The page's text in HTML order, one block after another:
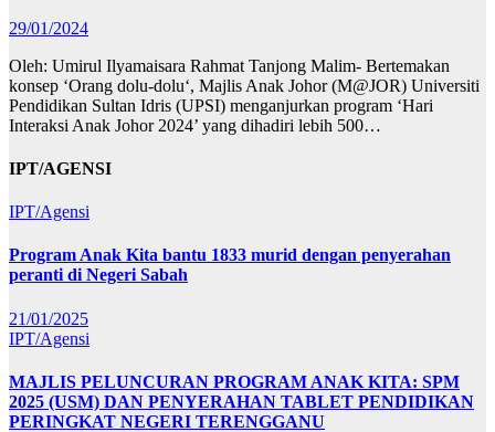
29/01/2024
Oleh: Umirul Ilyamaisara Rahmat Tanjong Malim- Bertemakan
konsep ‘Orang dolu-dolu‘, Majlis Anak Johor (M@JOR) Universiti
Pendidikan Sultan Idris (UPSI) menganjurkan program ‘Hari
Interaksi Anak Johor 2024’ yang dihadiri lebih 500…
IPT/AGENSI
IPT/Agensi
Program Anak Kita bantu 1833 murid dengan penyerahan
peranti di Negeri Sabah
21/01/2025
IPT/Agensi
MAJLIS PELUNCURAN PROGRAM ANAK KITA: SPM
2025 (USM) DAN PENYERAHAN TABLET PENDIDIKAN
PERINGKAT NEGERI TERENGGANU